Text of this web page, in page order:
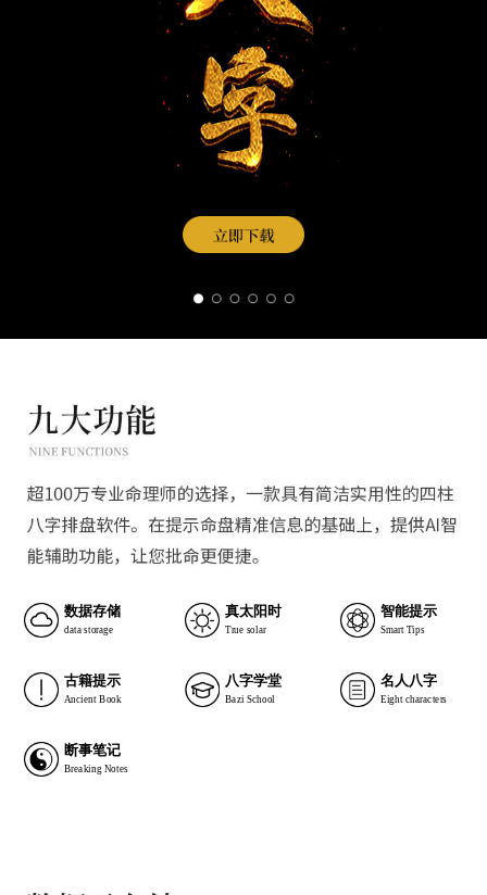
数据存储
data storage
真太阳时
True solar
智能提示
Smart Tips
古籍提示
Ancient Book
八字学堂
Bazi School
名人八字
Eight characters
断事笔记
Breaking Notes